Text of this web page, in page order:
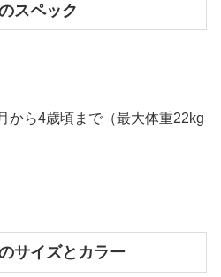
スペック
から4歳頃まで（最大体重22kg
サイズとカラー